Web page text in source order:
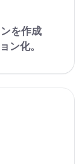
を作成
ン化。